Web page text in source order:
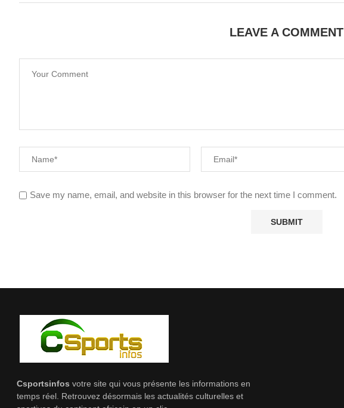
LEAVE A COMMENT
Save my name, email, and website in this browser for the next time I comment.
Csportsinfos votre site qui vous présente les informations en
temps réel. Retrouvez désormais les actualités culturelles et